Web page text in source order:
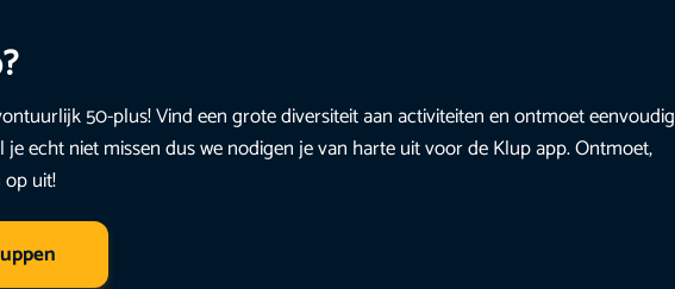
50-plus! Vind een grote diversiteit aan activiteiten en ontmoet eenvoudig
je echt niet missen dus we nodigen je van harte uit voor de Klup app. Ontmoet,
uit!